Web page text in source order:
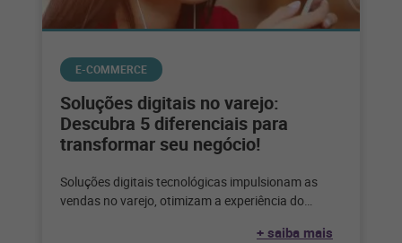
E-COMMERCE
Soluções digitais no varejo:
Descubra 5 diferenciais para
transformar seu negócio!
Soluções digitais tecnológicas impulsionam as
vendas no varejo, otimizam a experiência do
+ saiba mais